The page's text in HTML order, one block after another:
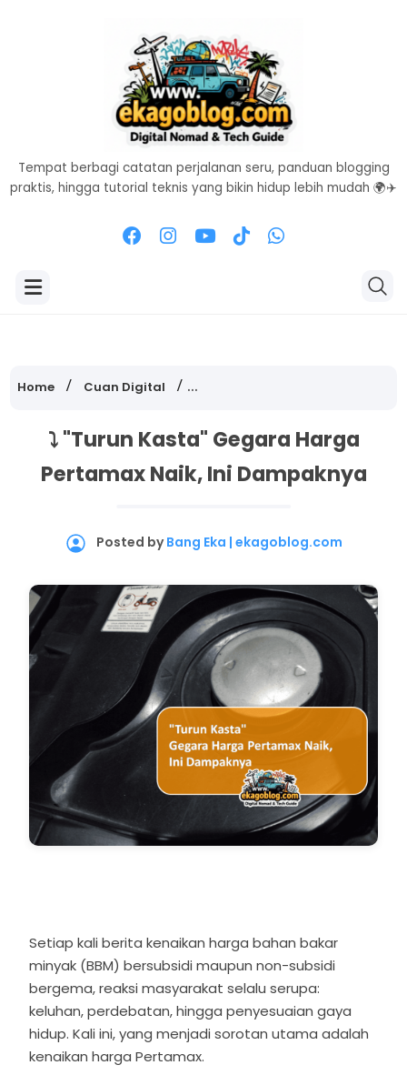
Tempat berbagi catatan perjalanan seru, panduan blogging
praktis, hingga tutorial teknis yang bikin hidup lebih mudah 🌍✈️
Home Cuan Digital harga pertamax turbo
⤵️ "Turun Kasta" Gegara Harga
Pertamax Naik, Ini Dampaknya
Posted byBang Eka | ekagoblog.com
Setiap kali berita kenaikan harga bahan bakar
minyak (BBM) bersubsidi maupun non-subsidi
bergema, reaksi masyarakat selalu serupa:
keluhan, perdebatan, hingga penyesuaian gaya
hidup. Kali ini, yang menjadi sorotan utama adalah
kenaikan harga Pertamax.